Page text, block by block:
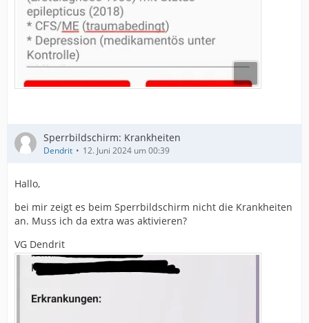
Sperrbildschirm: Krankheiten
Dendrit 12. Juni 2024 um 00:39
Hallo,
bei mir zeigt es beim Sperrbildschirm nicht die Krankheiten
an. Muss ich da extra was aktivieren?
VG Dendrit